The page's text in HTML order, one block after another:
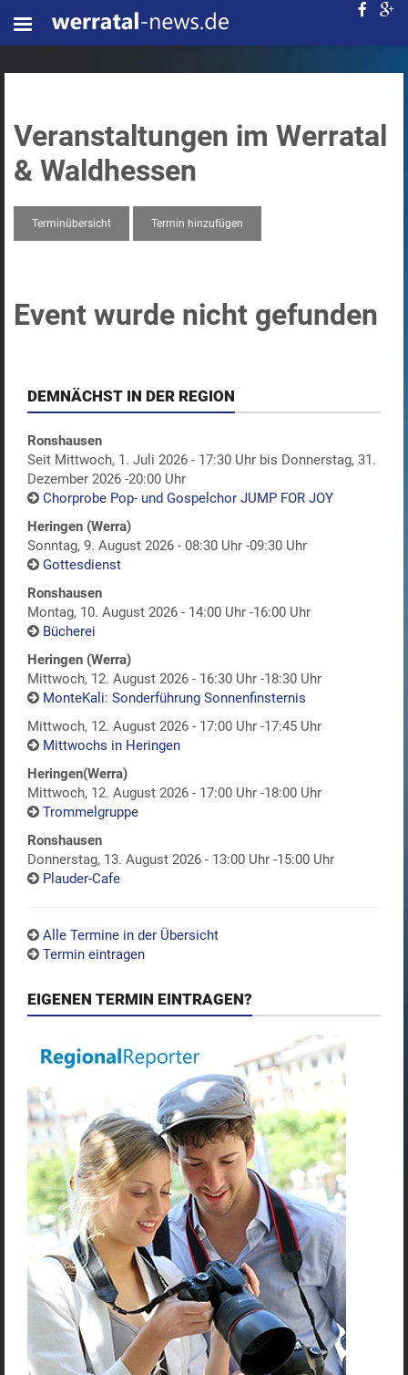
Veranstaltungen im Werratal
& Waldhessen
Terminübersicht Termin hinzufügen
Event wurde nicht gefunden
DEMNÄCHST IN DER REGION
Ronshausen
Seit Mittwoch, 1. Juli 2026 - 17:30 Uhr bis Donnerstag, 31.
Dezember 2026 -20:00 Uhr
Chorprobe Pop- und Gospelchor JUMP FOR JOY
Heringen (Werra)
Sonntag, 9. August 2026 - 08:30 Uhr -09:30 Uhr
Gottesdienst
Ronshausen
Montag, 10. August 2026 - 14:00 Uhr -16:00 Uhr
Bücherei
Heringen (Werra)
Mittwoch, 12. August 2026 - 16:30 Uhr -18:30 Uhr
MonteKali: Sonderführung Sonnenfinsternis
Mittwoch, 12. August 2026 - 17:00 Uhr -17:45 Uhr
Mittwochs in Heringen
Heringen(Werra)
Mittwoch, 12. August 2026 - 17:00 Uhr -18:00 Uhr
Trommelgruppe
Ronshausen
Donnerstag, 13. August 2026 - 13:00 Uhr -15:00 Uhr
Plauder-Cafe
Alle Termine in der Übersicht
Termin eintragen
EIGENEN TERMIN EINTRAGEN?